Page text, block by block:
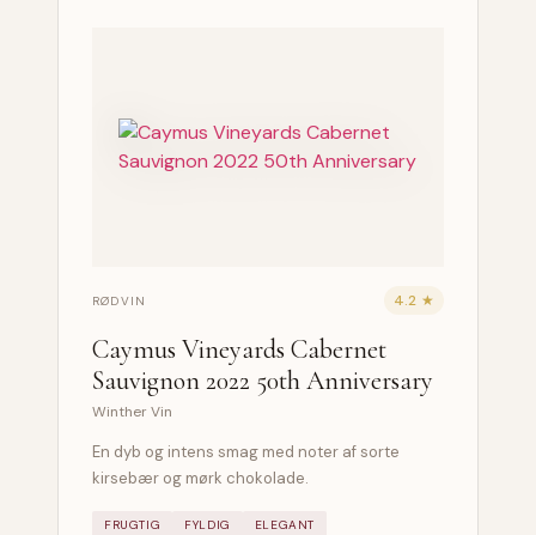
RØDVIN 4.2 ★
Caymus Vineyards Cabernet
Sauvignon 2022 50th Anniversary
Winther Vin
En dyb og intens smag med noter af sorte
kirsebær og mørk chokolade.
FRUGTIG FYLDIG ELEGANT